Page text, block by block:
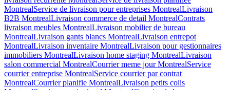
MontrealService de livraison pour entreprises MontrealLivraison
B2B MontrealLivraison commerce de detail MontrealContrats
livraison meubles MontrealLivraison mobilier de bureau
MontrealLivraison gants blancs MontrealLivraison entrepot
MontrealLivraison inventaire MontrealLivraison pour gestionnaires
immobiliers MontrealLivraison home staging MontrealLivraison
salon commercial MontrealCourrier meme jour MontrealService
courrier entreprise MontrealService courrier par contrat
MontrealCourrier planifie MontrealLivraison petits colis